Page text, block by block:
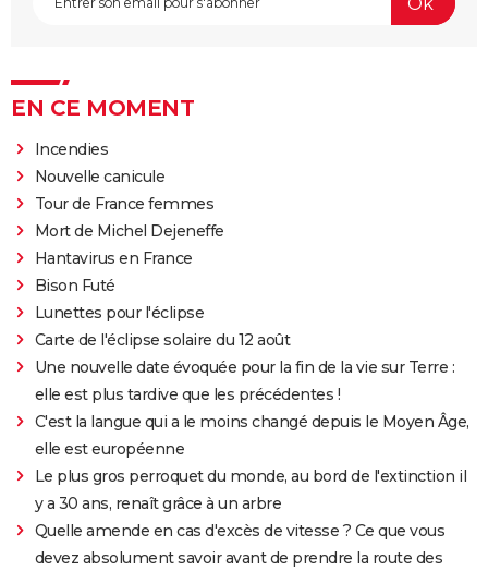
EN CE MOMENT
Incendies
Nouvelle canicule
Tour de France femmes
Mort de Michel Dejeneffe
Hantavirus en France
Bison Futé
Lunettes pour l'éclipse
Carte de l'éclipse solaire du 12 août
Une nouvelle date évoquée pour la fin de la vie sur Terre :
elle est plus tardive que les précédentes !
C'est la langue qui a le moins changé depuis le Moyen Âge,
elle est européenne
Le plus gros perroquet du monde, au bord de l'extinction il
y a 30 ans, renaît grâce à un arbre
Quelle amende en cas d'excès de vitesse ? Ce que vous
devez absolument savoir avant de prendre la route des